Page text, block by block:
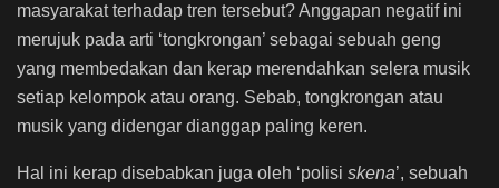
masyarakat terhadap tren tersebut? Anggapan negatif ini
merujuk pada arti ‘tongkrongan’ sebagai sebuah geng
yang membedakan dan kerap merendahkan selera musik
setiap kelompok atau orang. Sebab, tongkrongan atau
musik yang didengar dianggap paling keren.
Hal ini kerap disebabkan juga oleh ‘polisi skena’, sebuah